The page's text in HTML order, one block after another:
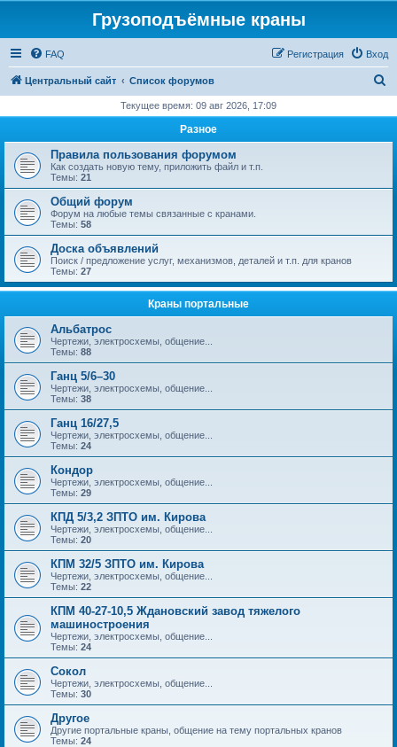
Грузоподъёмные краны
FAQ Вход
Регистрация
Центральный сайт Список форумов
с
Текущее время: 09 авг 2026, 17:09
Разное
Правила пользования форумом
Как создать новую тему, приложить файл и т.п.
Темы: 21
Общий форум
Форум на любые темы связанные с кранами.
Темы: 58
Доска объявлений
Поиск / предложение услуг, механизмов, деталей и т.п. для кранов
Темы: 27
Краны портальные
Альбатрос
Чертежи, электросхемы, общение...
Темы: 88
Ганц 5/6–30
Чертежи, электросхемы, общение...
Темы: 38
Ганц 16/27,5
Чертежи, электросхемы, общение...
Темы: 24
Кондор
Чертежи, электросхемы, общение...
Темы: 29
КПД 5/3,2 ЗПТО им. Кирова
Чертежи, электросхемы, общение...
Темы: 20
КПМ 32/5 ЗПТО им. Кирова
Чертежи, электросхемы, общение...
Темы: 22
КПМ 40-27-10,5 Ждановский завод тяжелого
машиностроения
Чертежи, электросхемы, общение...
Темы: 24
Сокол
Чертежи, электросхемы, общение...
Темы: 30
Другое
Другие портальные краны, общение на тему портальных кранов
Темы: 24